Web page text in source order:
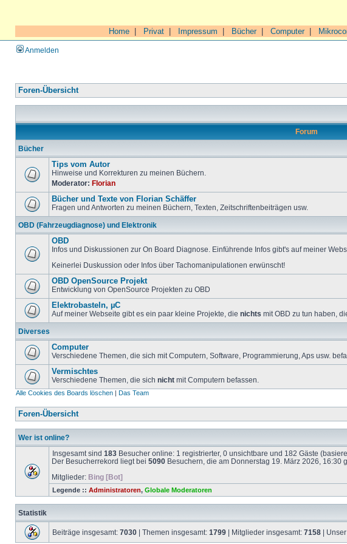
Home Privat Impressum Bücher| Computer|
Anmelden
Foren-Übersicht
Forum
Bücher
Tips vom Autor
Hinweise und Korrekturen zu meinen Büchern.
Moderator: Florian
Bücher und Texte von Florian Schäffer
Fragen und Antworten zu meinen Büchern, Texten, Zeitschriftenbeiträgen usw.
OBD (Fahrzeugdiagnose) und Elektronik
OBD
Infos und Diskussionen zur On Board Diagnose. Einführende Infos gibt's auf meiner
Keinerlei Duskussion oder Infos über Tachomanipulationen erwünscht!
OBD OpenSource Projekt
Entwicklung von OpenSource Projekten zu OBD
Elektrobasteln, µC
Auf meiner Webseite gibt es ein paar kleine Projekte, die nichts mit OBD zu tun haben,
Diverses
Computer
Verschiedene Themen, die sich mit Computern, Software, Programmierung, Aps usw.
Vermischtes
Verschiedene Themen, die sich nicht mit Computern befassen.
Alle Cookies des Boards löschen | Das Team
Foren-Übersicht
Wer ist online?
Insgesamt sind 183 Besucher online: 1 registrierter, 0 unsichtbare und 182 Gäste
Der Besucherrekord liegt bei 5090 Besuchern, die am Donnerstag 19. März 2026, 16:30
Mitglieder: Bing [Bot]
Legende :: Administratoren, Globale Moderatoren
Statistik
Beiträge insgesamt: 7030 | Themen insgesamt: 1799 | Mitglieder insgesamt: 7158 |